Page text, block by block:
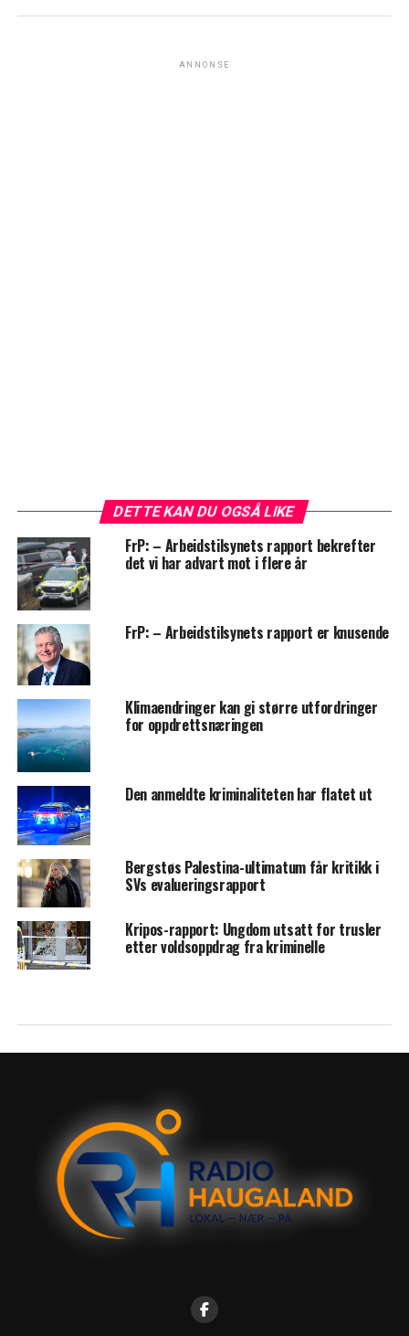
ANNONSE
DETTE KAN DU OGSÅ LIKE
FrP: – Arbeidstilsynets rapport bekrefter
det vi har advart mot i flere år
FrP: – Arbeidstilsynets rapport er knusende
Klimaendringer kan gi større utfordringer
for oppdrettsnæringen
Den anmeldte kriminaliteten har flatet ut
Bergstøs Palestina-ultimatum får kritikk i
SVs evalueringsrapport
Kripos-rapport: Ungdom utsatt for trusler
etter voldsoppdrag fra kriminelle